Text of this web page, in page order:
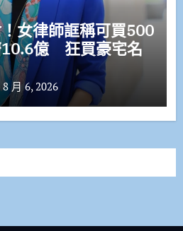
女律師誆稱可買500
10.6億 狂買豪宅名
8 月 6, 2026